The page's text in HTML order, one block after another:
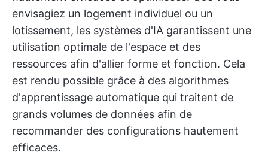
envisagiez un logement individuel ou un
lotissement, les systèmes d'IA garantissent une
utilisation optimale de l'espace et des
ressources afin d'allier forme et fonction. Cela
est rendu possible grâce à des algorithmes
d'apprentissage automatique qui traitent de
grands volumes de données afin de
recommander des configurations hautement
efficaces.